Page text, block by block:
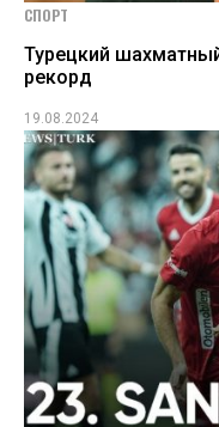
СПОРТ
Турецкий
рекорд
19.08.2024